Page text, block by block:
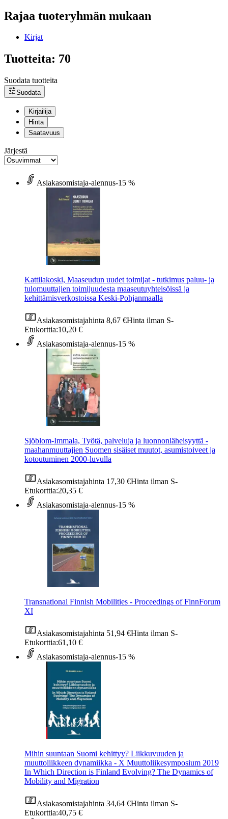
Rajaa tuoteryhmän mukaan
Kirjat
Tuotteita: 70
Suodata tuotteita
Suodata
Kirjailija
Hinta
Saatavuus
Järjestä
Asiakasomistaja-alennus-15 %
Kattilakoski, Maaseudun uudet toimijat - tutkimus paluu- ja
tulomuuttajien toimijuudesta maaseutuyhteisöissä ja
kehittämisverkostoissa Keski-Pohjanmaalla
Asiakasomistajahinta 8,67 €Hinta ilman S-
Etukorttia:10,20 €
Asiakasomistaja-alennus-15 %
Sjöblom-Immala, Työtä, palveluja ja luonnonläheisyyttä -
maahanmuuttajien Suomen sisäiset muutot, asumistoiveet ja
kotoutuminen 2000-luvulla
Asiakasomistajahinta 17,30 €Hinta ilman S-
Etukorttia:20,35 €
Asiakasomistaja-alennus-15 %
Transnational Finnish Mobilities - Proceedings of FinnForum
XI
Asiakasomistajahinta 51,94 €Hinta ilman S-
Etukorttia:61,10 €
Asiakasomistaja-alennus-15 %
Mihin suuntaan Suomi kehittyy? Liikkuvuuden ja
muuttoliikkeen dynamiikka - X Muuttoliikesymposium 2019
In Which Direction is Finland Evolving? The Dynamics of
Mobility and Migration
Asiakasomistajahinta 34,64 €Hinta ilman S-
Etukorttia:40,75 €